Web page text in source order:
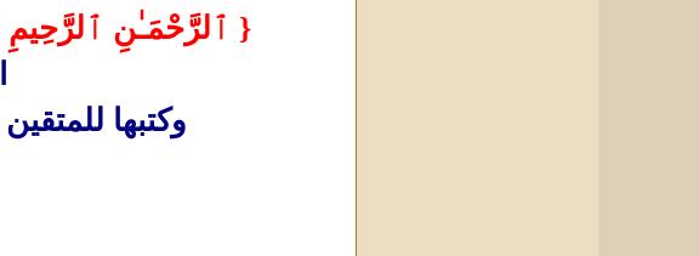
{ ٱلرَّحْمَـٰنِ ٱلرَّحِيمِ
وكتبها